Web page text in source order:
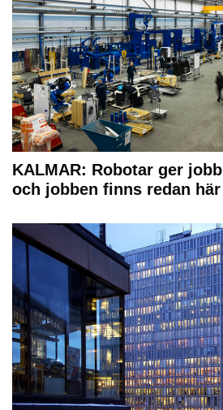
KALMAR: Robotar ger
och jobben finns redan